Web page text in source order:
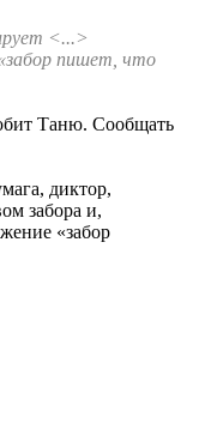
<...>
пишет, что
Таню. Сообщать
диктор,
забора и,
«забор